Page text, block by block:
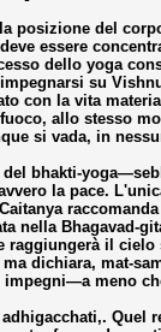
posizione del
essere
dello yoga
su
con la vita
allo stesso
si vada, in
bhakti-
la pace.
nella Bhagavad-
il
dichiara, mat-
meno